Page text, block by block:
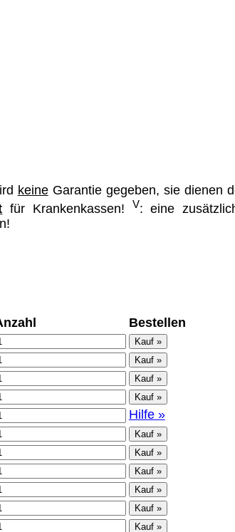
keineGarantie gegeben, sie dienen
für Krankenkassen! V: eine
Bestellen
Hilfe »